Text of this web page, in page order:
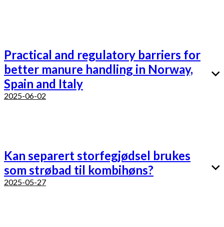
Practical and regulatory barriers for
better manure handling in Norway,
Spain and Italy
2025-06-02
Kan separert storfegjødsel brukes
som strøbad til kombihøns?
2025-05-27